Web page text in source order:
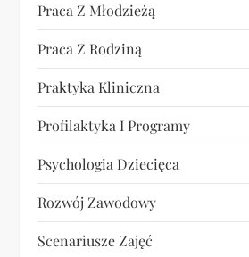
Praca Z Młodzieżą
Praca Z Rodziną
Praktyka Kliniczna
Profilaktyka I Programy
Psychologia Dziecięca
Rozwój Zawodowy
Scenariusze Zajęć